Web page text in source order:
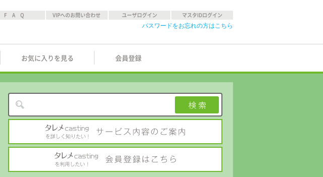
F A Q VIPへのお問い合わせ ユーザログイン マスタIDログイン
パスワードをお忘れの方はこちら
お気に入りを見る 会員登録